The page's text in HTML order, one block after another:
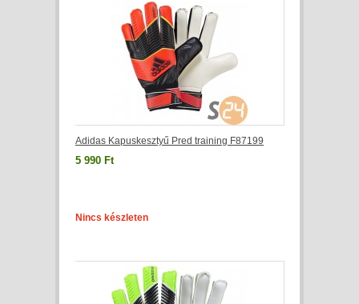
Adidas Kapuskesztyű Pred training F87199
5 990 Ft
Nincs készleten